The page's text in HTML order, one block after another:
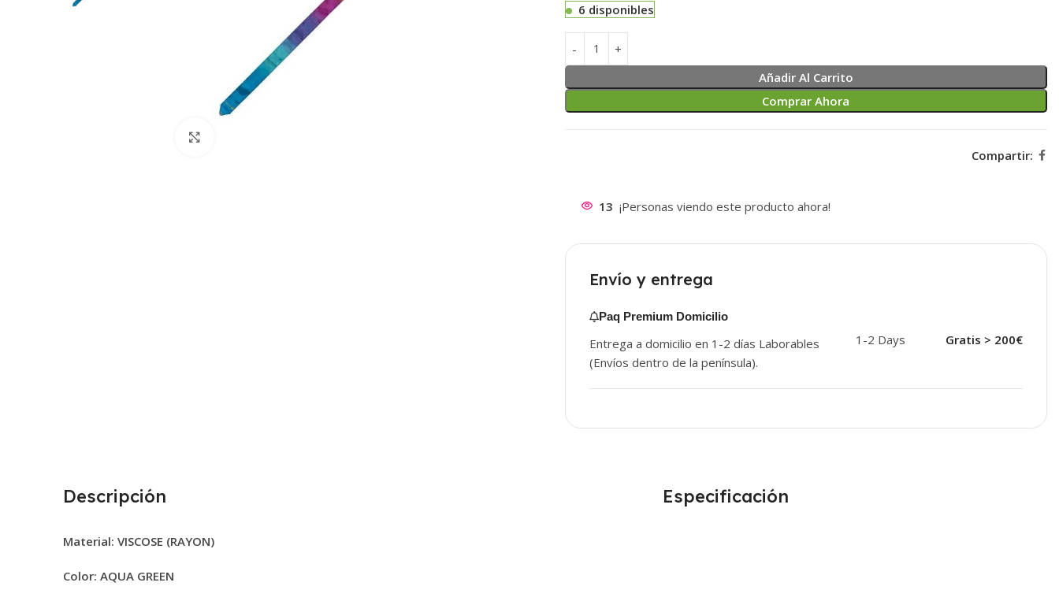
6 disponibles
Añadir Al Carrito
Comprar Ahora
Compartir:
13 ¡Personas viendo este producto ahora!
Envío y entrega
Paq Premium Domicilio
Entrega a domicilio en 1-2 días Laborables
(Envíos dentro de la península).
1-2 Days Gratis > 200€
Descripción
Material: VISCOSE (RAYON)
Color: AQUA GREEN
Especificación